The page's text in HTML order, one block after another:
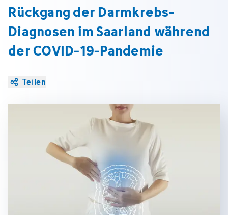
Rückgang der Darmkrebs-
Diagnosen im Saarland während
der COVID-19-Pandemie
Teilen